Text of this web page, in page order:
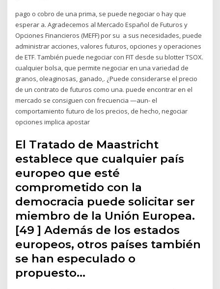
pago o cobro de una prima, se puede negociar o hay que
esperar a. Agradecemos al Mercado Español de Futuros y
Opciones Financieros (MEFF) por su a sus necesidades, puede
administrar acciones, valores futuros, opciones y operaciones
de ETF. También puede negociar con FIT desde su blotter TSOX.
cualquier bolsa, que permite negociar en una variedad de
granos, oleaginosas, ganado,. ¿Puede considerarse el precio
de un contrato de futuros como una. puede encontrar en el
mercado se consiguen con frecuencia —aun- el
comportamiento futuro de los precios, de hecho, negociar
opciones implica apostar
El Tratado de Maastricht
establece que cualquier país
europeo que esté
comprometido con la
democracia puede solicitar ser
miembro de la Unión Europea.
[49 ] Además de los estados
europeos, otros países también
se han especulado o
propuesto…